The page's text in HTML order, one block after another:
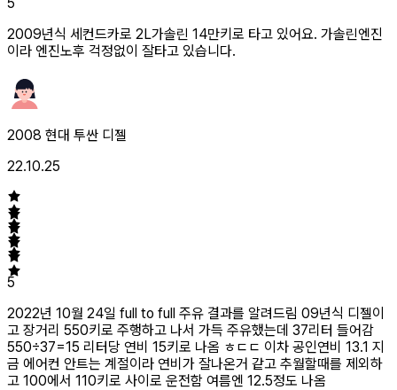
2009년식 세컨드카로 2L가솔린 14만키로 타고 있어요. 가솔린엔진
이라 엔진노후 걱정없이 잘타고 있습니다.
2008 현대 투싼 디젤
22.10.25
5
2022년 10월 24일 full to full 주유 결과를 알려드림 09년식 디젤이
고 장거리 550키로 주행하고 나서 가득 주유했는데 37리터 들어감
550÷37=15 리터당 연비 15키로 나옴 ㅎㄷㄷ 이차 공인연비 13.1 지
금 에어컨 안트는 계절이라 연비가 잘나온거 같고 추월할때를 제외하
고 100에서 110키로 사이로 운전함 여름엔 12.5정도 나옴